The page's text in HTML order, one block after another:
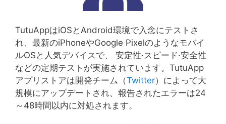
TutuAppはiOSとAndroid環境で入念にテストさ
れ、最新のiPhoneやGoogle Pixelのようなモバイ
ルOSと人気デバイスで、 安定性·スピード·安全性
などの定期テストが実施されています。TutuApp
アプリストアは開発チーム（Twitter）によって大
規模にアップデートされ、報告されたエラーは24
～48時間以内に対処されます。